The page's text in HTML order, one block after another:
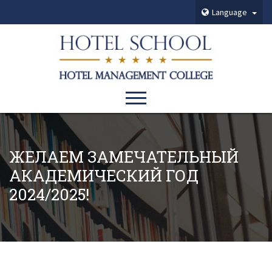
Language
ЖЕЛАЕМ ЗАМЕЧАТЕЛЬНЫЙ
АКАДЕМИЧЕСКИЙ ГОД
2024/2025!